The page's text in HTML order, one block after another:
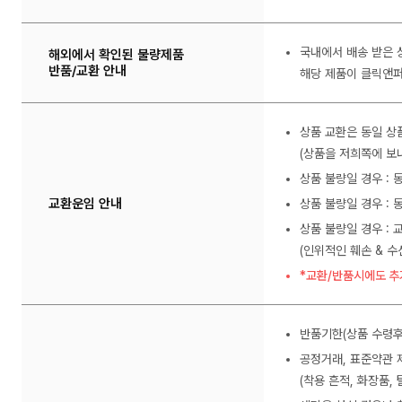
해외에서 확인된 불량제품
반품/교환 안내
국내에서 배송 받은
해당 제품이 클릭앤
교환운임 안내
상품 교환은 동일
(상품을 저희쪽에
상품 불량일 경우 :
상품 불량일 경우 :
상품 불량일 경우 :
(인위적인 훼손 & 수
*교환/반품시에도 추
반품기한(상품 수령
공정거래, 표준약관
(착용 흔적, 화장품,